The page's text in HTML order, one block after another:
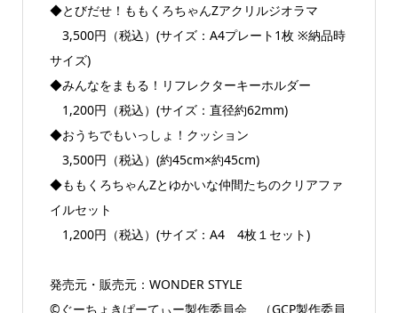
◆とびだせ！ももくろちゃんZアクリルジオラマ
3,500円（税込）(サイズ：A4プレート1枚 ※納品時
サイズ)
◆みんなをまもる！リフレクターキーホルダー
1,200円（税込）(サイズ：直径約62mm)
◆おうちでもいっしょ！クッション
3,500円（税込）(約45cm×約45cm)
◆ももくろちゃんZとゆかいな仲間たちのクリアファ
イルセット
1,200円（税込）(サイズ：A4 4枚１セット)
発売元・販売元：WONDER STYLE
©️ぐーちょきぱーてぃー製作委員会 （GCP製作委員